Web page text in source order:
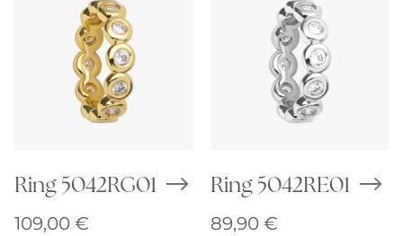
Ring 5042RG01
109,00 €
Ring 5042RE01
89,90 €